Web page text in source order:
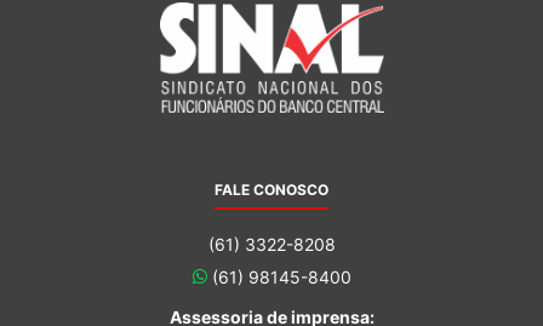
FALE CONOSCO
(61) 3322-8208
(61) 98145-8400
Assessoria de imprensa: